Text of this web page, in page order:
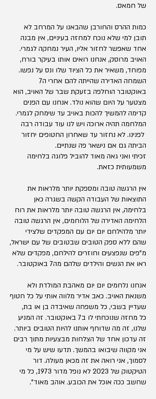
של חמאס.
כמות ההרס והחורבן שהבאנו על המרחב לא
תובן למי שלא נוכח למחזה בעיניים, אין מבנה
אחד שאפשר לחזור אליו, העיר נמחקה לגמרי.
האויב מרוסק, אנחנו רואים אותו בעיקר בורח,
מפוחד, משאיר את כל הציוד שלו ונס על נפשו.
השמחה האדירה שהייתה להם אחרי ה7
באוקטובר הוחלפה בזעקת שבר של האויב, הוא
מצטער על היום שהוא נולד. אנחנו עם הפנים
קדימה להמשיך להכות באויב עד שימחק לגמרי.
המלחמה תהיה ארוכה ויש לנו עוד עבודה רבה
לפנינו. לא נחזור עד שאחרון החטופים יחזור
הביתה גם אם נישאר פה שנתיים.
זכיתי ואני גאה מאוד להוביל פלוגה בלחימה
משמעותית כזאת.
אין הרגשה טובה ומספקת יותר מלראות את
התוצאות של העבודה הקשה בשגרה כאן
בלחימה, אין הרגשה טובה יותר מלראות את רוח
הלחימה האדירה של הלוחמים, אין הרגשה טובה
יותר מלהילחם יום יום עם המפקדים שלצידי
שהם ללא ספק הטובים שבטובים של עם ישראל,
מ"פים שנפצעים וחוזרים להילחם, מפקדים שלא
ראו את הנשים והילדים שלהם מה7 באוקטובר.
אנחנו נלחמים יום יום מאהבת המולדת ולא
משנאת האויב. כאב אדיר מלווה אותי על כל חטוף
שעדיין בשבי, כל משפחה שאיבדה בן או בת,
כל מחזה שנוכחתי לו ב7 באוקטובר. זה המניע
שלנו, זה מה שדוחף אותנו להיות הטובים ביותר.
זה עדכון אחד של הצלחות מבצעיות מתוך רבים
אני מקווה שיבואו בהמשך. תדעו שיש על מי
לסמוך, אני רואה את זה מכאן מעולה. דור
הטיקטוק של 2023 לא נופל מדור 1973, כל מי
שחשב ככה אוכל את הכובע. אוהב מאוד".